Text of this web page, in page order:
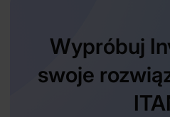
Wypróbuj
swoje